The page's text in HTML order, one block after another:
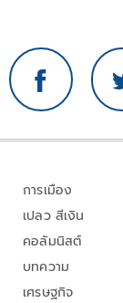
การเมือง
เปลว สีเงิน
คอลัมนิสต์
บทความ
เศรษฐกิจ